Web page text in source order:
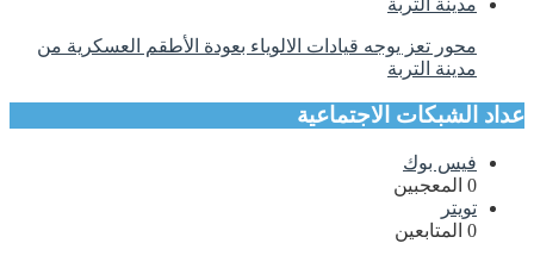
محور تعز يوجه قيادات الالوياء بعودة الأطقم العسكرية من
مدينة التربة
عداد الشبكات الاجتماعية
فيس بوك
0 المعجبين
تويتر
0 المتابعين